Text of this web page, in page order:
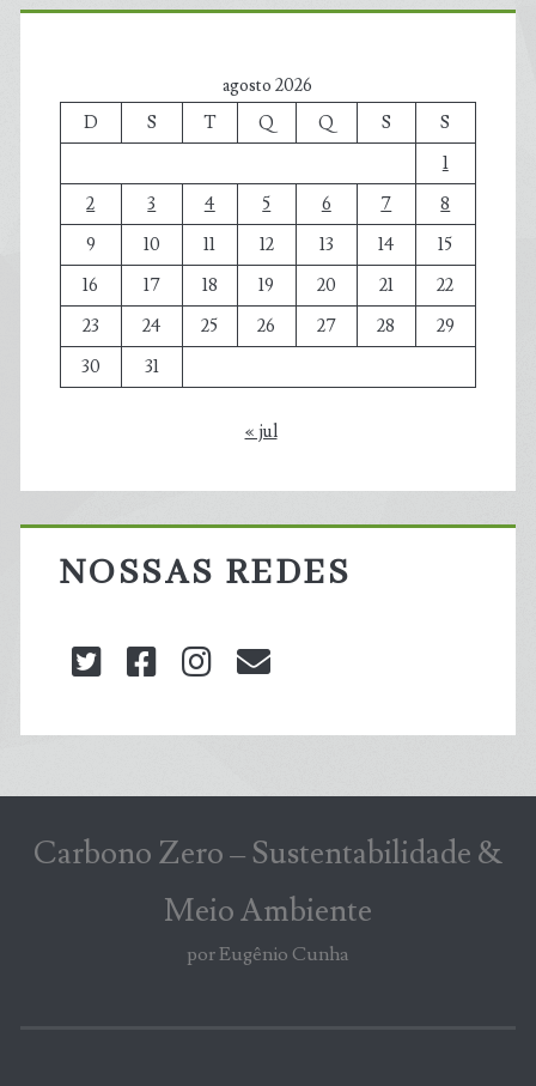
agosto 2026
D
S T Q Q S
S
1
2
3 4 5 6 7
8
9
10 11 12 13 14
15
16
17 18 19 20 21
22
23
24 25 26 27 28
29
30
31
« jul
NOSSAS REDES
twitterfacebookinstagram
Carbono Zero – Sustentabilidade &
Meio Ambiente
por Eugênio Cunha